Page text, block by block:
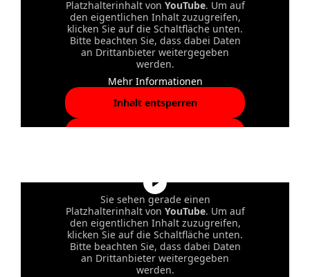
Platzhalterinhalt von YouTube. Um auf
den eigentlichen Inhalt zuzugreifen,
klicken Sie auf die Schaltfläche unten.
Bitte beachten Sie, dass dabei Daten
an Drittanbieter weitergegeben
werden.
Mehr Informationen
Inhalt entsperren
Sie sehen gerade einen
Platzhalterinhalt von YouTube. Um auf
den eigentlichen Inhalt zuzugreifen,
klicken Sie auf die Schaltfläche unten.
Bitte beachten Sie, dass dabei Daten
an Drittanbieter weitergegeben
werden.